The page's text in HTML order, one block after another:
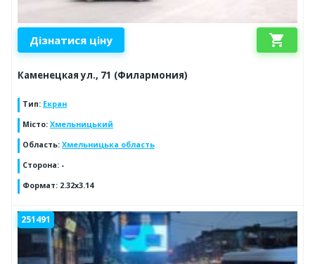
Дізнатися ціну shopping_cart
Каменецкая ул., 71 (Филармония)
Тип: Екран
Місто: Хмельницький
Область: Хмельницька область
Сторона: -
Формат: 2.32x3.14
251491